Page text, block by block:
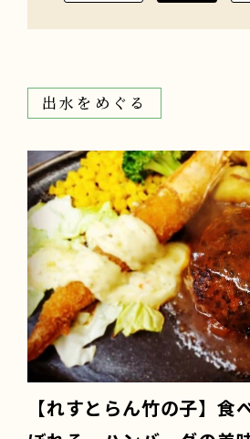
出水をめぐる
【れすとらん竹の子】食